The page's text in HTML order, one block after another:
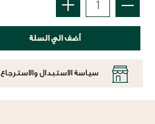
أضف الي السلة
سياسة الاستبدال والاسترجاع